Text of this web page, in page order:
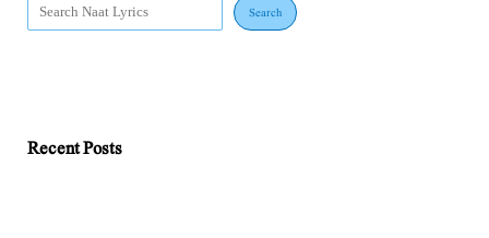
Search
Recent Posts